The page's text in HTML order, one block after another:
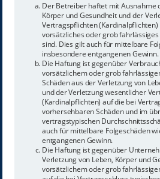
Der Betreiber haftet mit Ausnahme
Körper und Gesundheit und der
Vertragspflichten
vorsätzliches oder grob
sind. Dies gilt auch für mittelbare
insbesondere entgangenen Gewinn.
Die Haftung ist gegenüber
vorsätzlichem oder grob
Schäden aus der Verletzung von
und der Verletzung wesentlicher
(Kardinalpflichten) auf die bei
vorhersehbaren Schäden und im
vertragstypischen
auch für mittelbare Folgeschäden
entgangenen Gewinn.
Die Haftung ist gegenüber
Verletzung von Leben, Körper und
vorsätzlichem oder grob